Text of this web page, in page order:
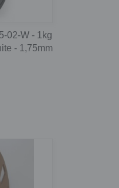
02-W - 1kg
- 1,75mm